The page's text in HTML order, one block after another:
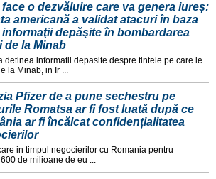
face o dezvăluire care va genera iureș:
americană a validat atacuri în baza
depăşite în bombardarea
de la Minab
detinea informatii depasite despre tintele pe care le
la Minab, in Ir ...
Pfizer de a pune sechestru pe
Romatsa ar fi fost luată după ce
ar fi încălcat confidențialitatea
in timpul negocierilor cu Romania pentru
de milioane de eu ...